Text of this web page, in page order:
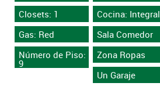
Closets: 1
Cocina: Integral
Gas: Red
Sala Comedor
Número de Piso:
9
Zona Ropas
Un Garaje